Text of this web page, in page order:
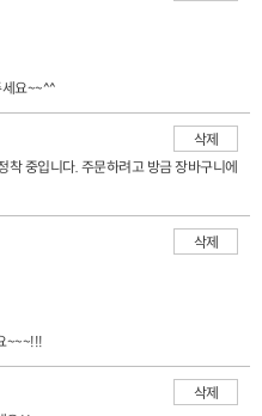
세요~~^^
삭제
중입니다. 주문하려고 방금 장바구니에
삭제
~~~!!!
삭제